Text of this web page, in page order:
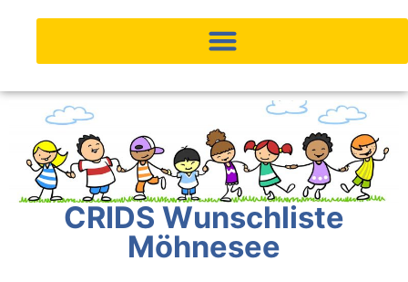
springen
CRIDS Wunschliste
Möhnesee